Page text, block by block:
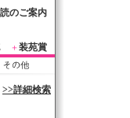
のご案内
＋装苑賞
>>詳細検索